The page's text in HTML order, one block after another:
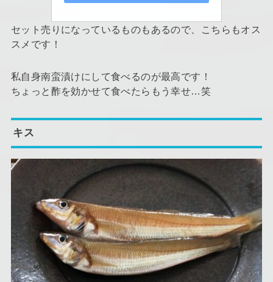
セット売りになっているものもあるので、こちらもオス
スメです！
私自身南蛮漬けにして食べるのが最高です！
ちょっと酢を効かせて食べたらもう幸せ…笑
キス